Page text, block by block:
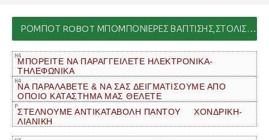
ΡΟΜΠΟΤ ROBOT ΜΠΟΜΠΟΝΙΈΡΕΣ ΒΆΠΤΙΣΗΣ,ΣΤΟΛΙΣΜΟΊ ΕΚΚΛΗΣΊΑΣ,ΒΑΠΤΙΣΤΙΚΆ ΠΑΚΈΤΑ,ΔΏΡΑ ΠΆΡΤΙ, ΜΑΙΕΥΤΗΡΊΟΥ
ΜΠΟΡΕΙΤΕ ΝΑ ΠΑΡΑΓΓΕΙΛΕΤΕ ΗΛΕΚΤΡΟΝΙΚΑ-
ΤΗΛΕΦΩΝΙΚΑ
ΝΑ ΠΑΡΑΛΑΒΕΤΕ & ΝΑ ΣΑΣ ΔΕΙΓΜΑΤΙΣΟΥΜΕ ΑΠΟ
ΟΠΟΙΟ ΚΑΤΑΣΤΗΜΑ ΜΑΣ ΘΕΛΕΤΕ
ΣΤΕΛΝΟΥΜΕ ΑΝΤΙΚΑΤΑΒΟΛΗ ΠΑΝΤΟΥ ΧΟΝΔΡΙΚΗ-
ΛΙΑΝΙΚΗ